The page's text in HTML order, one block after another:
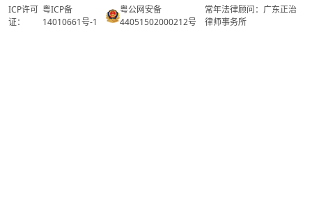
ICP许可
证：
粤ICP备
14010661号-1
粤公网安备
44051502000212号
常年法律顾问：广东正治
律师事务所